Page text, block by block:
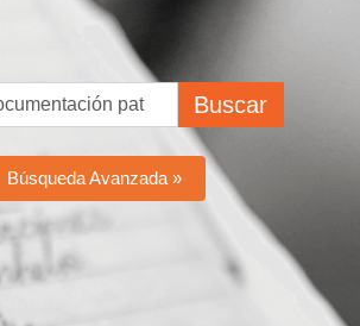
Buscar
Búsqueda Avanzada »